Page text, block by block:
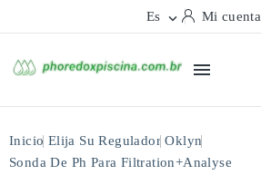
Es  Mi cuenta

Inicio Elija Su Regulador Oklyn
Sonda De Ph Para Filtration+analyse